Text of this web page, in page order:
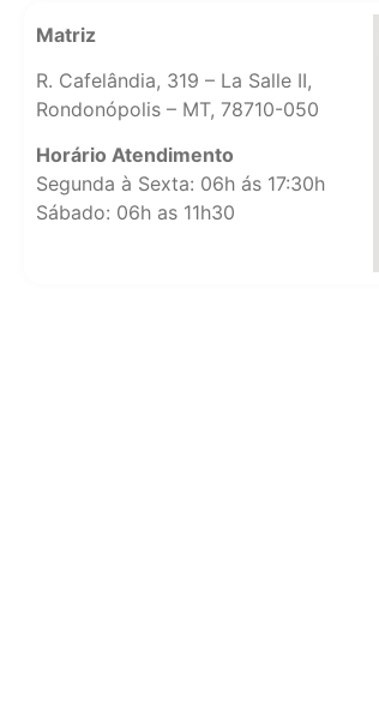
Matriz
R. Cafelândia, 319 – La Salle II,
Rondonópolis – MT, 78710-050
Horário Atendimento
Segunda à Sexta: 06h ás 17:30h
Sábado: 06h as 11h30